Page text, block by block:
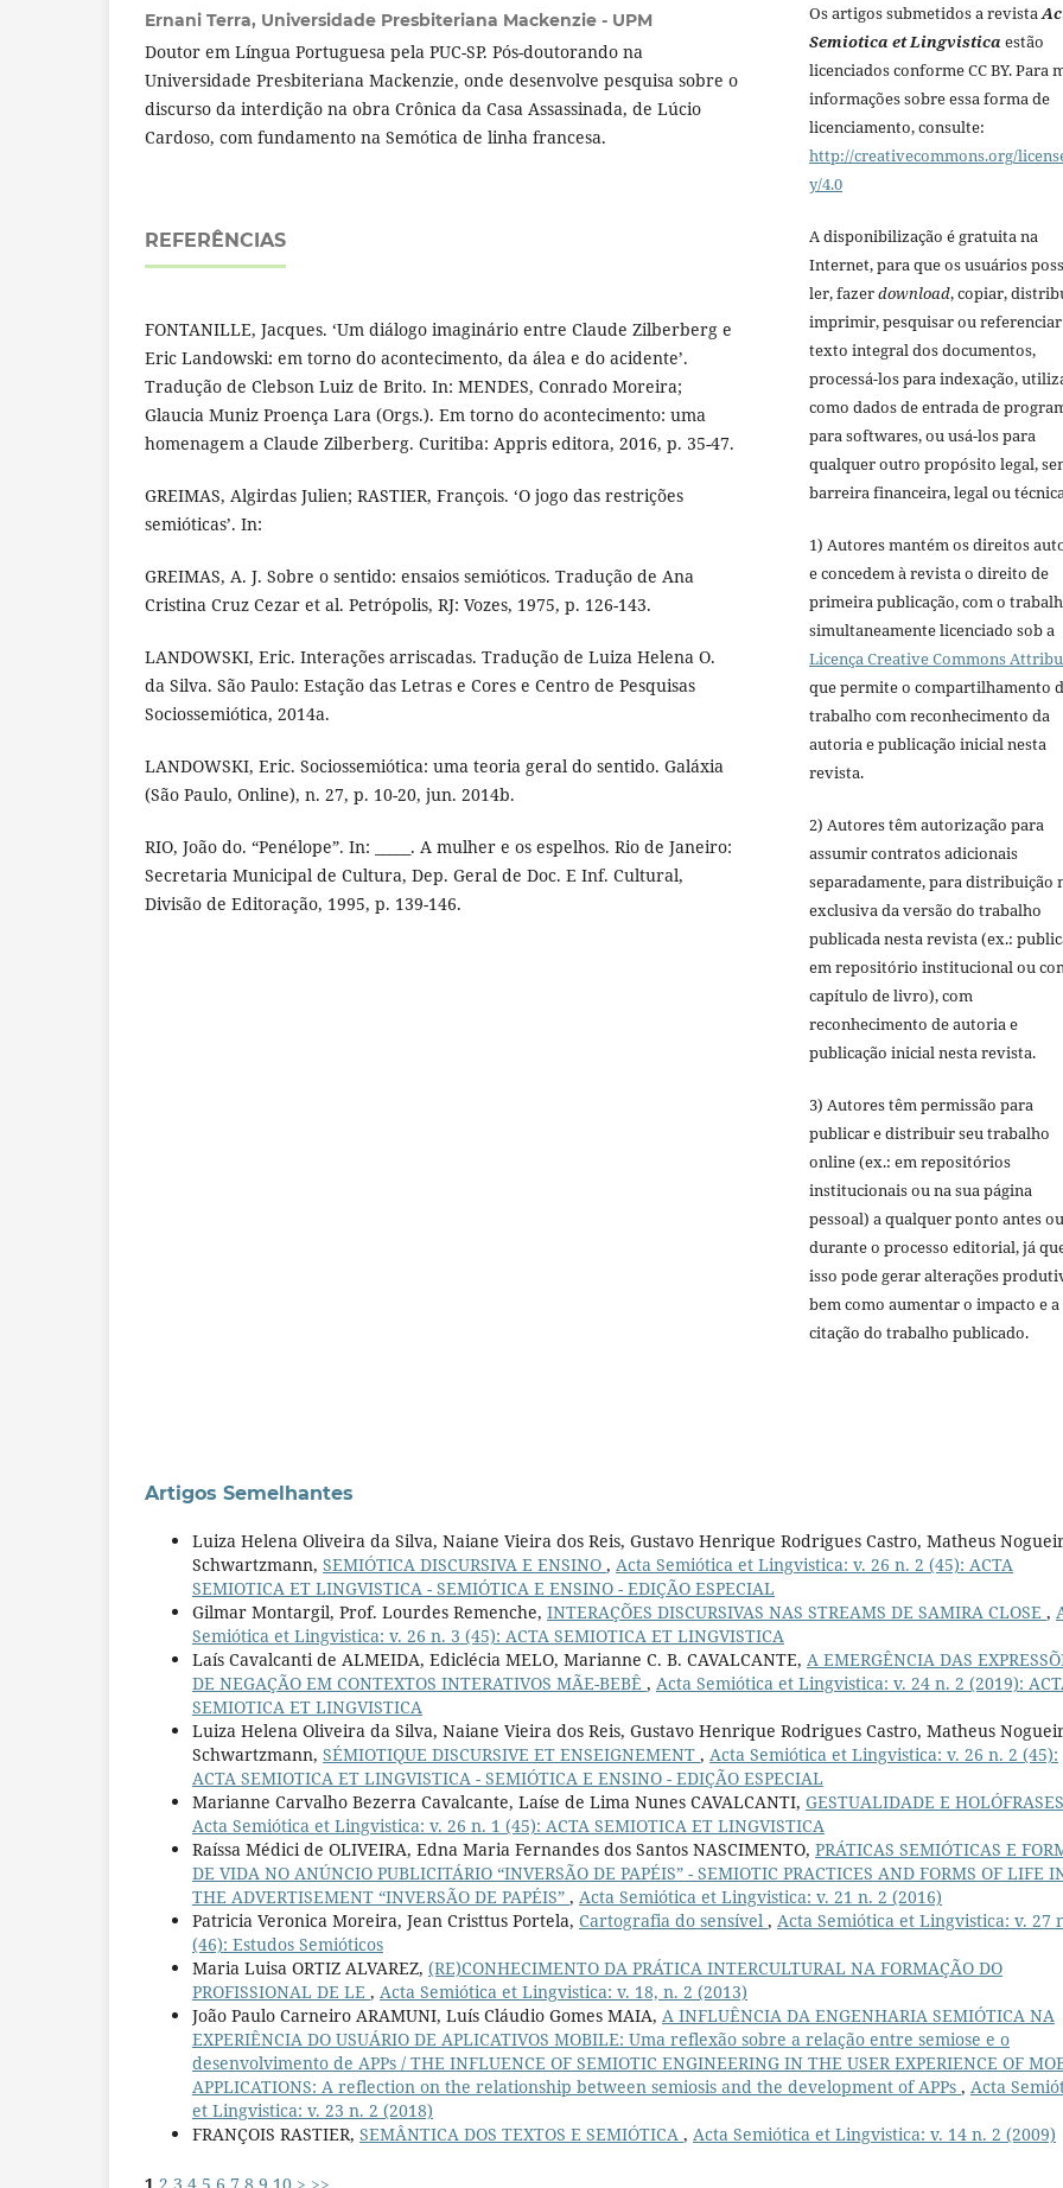
Ernani Terra, Universidade Presbiteriana Mackenzie - UPM
Doutor em Língua Portuguesa pela PUC-SP. Pós-doutorando na
Universidade Presbiteriana Mackenzie, onde desenvolve pesquisa sobre o
discurso da interdição na obra Crônica da Casa Assassinada, de Lúcio
Cardoso, com fundamento na Semótica de linha francesa.
REFERÊNCIAS
FONTANILLE, Jacques. ‘Um diálogo imaginário entre Claude Zilberberg e
Eric Landowski: em torno do acontecimento, da álea e do acidente’.
Tradução de Clebson Luiz de Brito. In: MENDES, Conrado Moreira;
Glaucia Muniz Proença Lara (Orgs.). Em torno do acontecimento: uma
homenagem a Claude Zilberberg. Curitiba: Appris editora, 2016, p. 35-47.
GREIMAS, Algirdas Julien; RASTIER, François. ‘O jogo das restrições
semióticas’. In:
GREIMAS, A. J. Sobre o sentido: ensaios semióticos. Tradução de Ana
Cristina Cruz Cezar et al. Petrópolis, RJ: Vozes, 1975, p. 126-143.
LANDOWSKI, Eric. Interações arriscadas. Tradução de Luiza Helena O.
da Silva. São Paulo: Estação das Letras e Cores e Centro de Pesquisas
Sociossemiótica, 2014a.
LANDOWSKI, Eric. Sociossemiótica: uma teoria geral do sentido. Galáxia
(São Paulo, Online), n. 27, p. 10-20, jun. 2014b.
RIO, João do. “Penélope”. In: _____. A mulher e os espelhos. Rio de Janeiro:
Secretaria Municipal de Cultura, Dep. Geral de Doc. E Inf. Cultural,
Divisão de Editoração, 1995, p. 139-146.
Os artigos submetidos a revista
Semiotica et Lingvistica estão
licenciados conforme CC BY. Para
informações sobre essa forma de
licenciamento, consulte:
http://creativecommons.org/
y/4.0
A disponibilização é gratuita na
Internet, para que os usuários
ler, fazerdownload, copiar,
imprimir, pesquisar ou
texto integral dos documentos,
processá-los para indexação,
como dados de entrada de
para softwares, ou usá-los para
qualquer outro propósito legal,
barreira financeira, legal ou
1) Autores mantém os direitos
e concedem à revista o direito de
primeira publicação, com o
simultaneamente licenciado sob a
Licença Creative Commons
que permite o compartilhamento
trabalho com reconhecimento da
autoria e publicação inicial nesta
revista.
2) Autores têm autorização para
assumir contratos adicionais
separadamente, para distribuição
exclusiva da versão do trabalho
publicada nesta revista (ex.:
em repositório institucional ou
capítulo de livro), com
reconhecimento de autoria e
publicação inicial nesta revista.
3) Autores têm permissão para
publicar e distribuir seu trabalho
online (ex.: em repositórios
institucionais ou na sua página
pessoal) a qualquer ponto antes ou
durante o processo editorial, já
isso pode gerar alterações
bem como aumentar o impacto e a
citação do trabalho publicado.
Artigos Semelhantes
Luiza Helena Oliveira da Silva, Naiane Vieira dos Reis, Gustavo Henrique Rodrigues Castro, Matheus
Schwartzmann, SEMIÓTICA DISCURSIVA E ENSINO , Acta Semiótica et Lingvistica: v. 26 n. 2 (45): ACTA
SEMIOTICA ET LINGVISTICA - SEMIÓTICA E ENSINO - EDIÇÃO ESPECIAL
Gilmar Montargil, Prof. Lourdes Remenche, INTERAÇÕES DISCURSIVAS NAS STREAMS DE SAMIRA CLOSE ,
Semiótica et Lingvistica: v. 26 n. 3 (45): ACTA SEMIOTICA ET LINGVISTICA
Laís Cavalcanti de ALMEIDA, Ediclécia MELO, Marianne C. B. CAVALCANTE, A EMERGÊNCIA DAS
DE NEGAÇÃO EM CONTEXTOS INTERATIVOS MÃE-BEBÊ , Acta Semiótica et Lingvistica: v. 24 n. 2 (2019):
SEMIOTICA ET LINGVISTICA
Luiza Helena Oliveira da Silva, Naiane Vieira dos Reis, Gustavo Henrique Rodrigues Castro, Matheus
Schwartzmann, SÉMIOTIQUE DISCURSIVE ET ENSEIGNEMENT , Acta Semiótica et Lingvistica: v. 26 n. 2 (45):
ACTA SEMIOTICA ET LINGVISTICA - SEMIÓTICA E ENSINO - EDIÇÃO ESPECIAL
Marianne Carvalho Bezerra Cavalcante, Laíse de Lima Nunes CAVALCANTI, GESTUALIDADE E
Acta Semiótica et Lingvistica: v. 26 n. 1 (45): ACTA SEMIOTICA ET LINGVISTICA
Raíssa Médici de OLIVEIRA, Edna Maria Fernandes dos Santos NASCIMENTO, PRÁTICAS SEMIÓTICAS E
DE VIDA NO ANÚNCIO PUBLICITÁRIO “INVERSÃO DE PAPÉIS” - SEMIOTIC PRACTICES AND FORMS OF LIFE
THE ADVERTISEMENT “INVERSÃO DE PAPÉIS” , Acta Semiótica et Lingvistica: v. 21 n. 2 (2016)
Patricia Veronica Moreira, Jean Cristtus Portela, Cartografia do sensível , Acta Semiótica et Lingvistica: v. 27
(46): Estudos Semióticos
Maria Luisa ORTIZ ALVAREZ, (RE)CONHECIMENTO DA PRÁTICA INTERCULTURAL NA FORMAÇÃO DO
PROFISSIONAL DE LE , Acta Semiótica et Lingvistica: v. 18, n. 2 (2013)
João Paulo Carneiro ARAMUNI, Luís Cláudio Gomes MAIA, A INFLUÊNCIA DA ENGENHARIA SEMIÓTICA NA
EXPERIÊNCIA DO USUÁRIO DE APLICATIVOS MOBILE: Uma reflexão sobre a relação entre semiose e o
desenvolvimento de APPs / THE INFLUENCE OF SEMIOTIC ENGINEERING IN THE USER EXPERIENCE OF
APPLICATIONS: A reflection on the relationship between semiosis and the development of APPs , Acta
et Lingvistica: v. 23 n. 2 (2018)
FRANÇOIS RASTIER, SEMÂNTICA DOS TEXTOS E SEMIÓTICA , Acta Semiótica et Lingvistica: v. 14 n. 2 (2009)